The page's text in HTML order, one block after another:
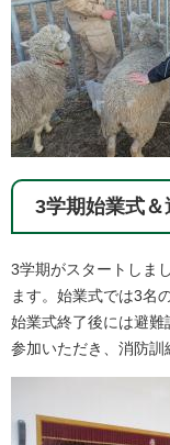
3学期始業式＆
3学期がスタートしま
ます。始業式では3名
始業式終了後には避
参加いただき、消防訓